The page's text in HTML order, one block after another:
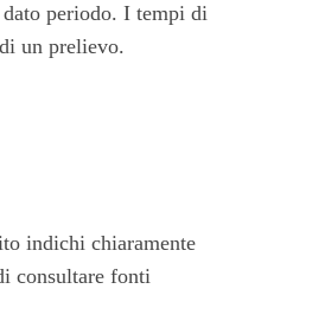
periodo. I tempi di
un prelievo.
indichi chiaramente
consultare fonti